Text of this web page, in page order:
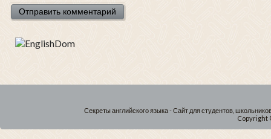
Секреты английского языка - Сайт для студентов,
Copyright